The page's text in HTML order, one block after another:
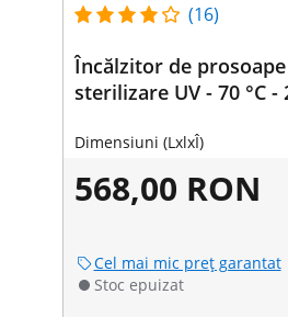
(16)
Încălzitor de
sterilizare UV - 70 °C -
Dimensiuni (LxlxÎ)
568,00 RON
Cel mai mic preț garantat
Stoc epuizat